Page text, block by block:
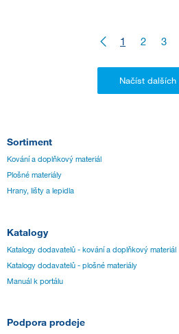
1 2 3
Sortiment
Kování a doplňkový materiál
Plošné materiály
Hrany, lišty a lepidla
Katalogy
Katalogy dodavatelů - kování a doplňkový materiál
Katalogy dodavatelů - plošné materiály
Manuál k portálu
Podpora prodeje